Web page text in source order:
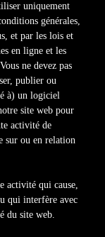
uniquement
générales,
et par les lois et
en ligne et les
ne devez pas
publier ou
à) un logiciel
site web pour
activité de
sur ou en relation
activité qui cause,
qui interfère avec
du site web.